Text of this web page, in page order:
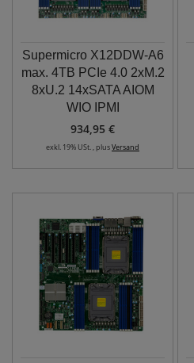
Supermicro X12DDW-A6
max. 4TB PCIe 4.0 2xM.2
8xU.2 14xSATA AIOM
WIO IPMI
934,95 €
exkl. 19% USt. , plusVersand